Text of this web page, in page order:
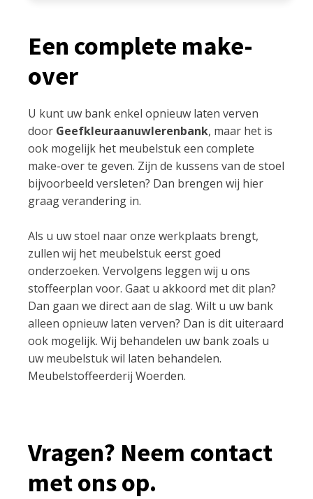
Een complete make-
over
U kunt uw bank enkel opnieuw laten verven
door Geefkleuraanuwlerenbank, maar het is
ook mogelijk het meubelstuk een complete
make-over te geven. Zijn de kussens van de stoel
bijvoorbeeld versleten? Dan brengen wij hier
graag verandering in.
Als u uw stoel naar onze werkplaats brengt,
zullen wij het meubelstuk eerst goed
onderzoeken. Vervolgens leggen wij u ons
stoffeerplan voor. Gaat u akkoord met dit plan?
Dan gaan we direct aan de slag. Wilt u uw bank
alleen opnieuw laten verven? Dan is dit uiteraard
ook mogelijk. Wij behandelen uw bank zoals u
uw meubelstuk wil laten behandelen.
Meubelstoffeerderij Woerden.
Vragen? Neem contact
met ons op.